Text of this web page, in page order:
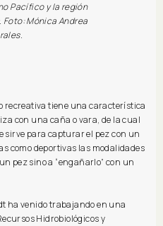
Pacífico y la región
Mónica Andrea
recreativa tiene una característica
con una caña o vara, de la cual
sirve para capturar el pez con un
como deportivas las modalidades
pez sino a “engañarlo” con un
ha venido trabajando en una
Hidrobiológicos y